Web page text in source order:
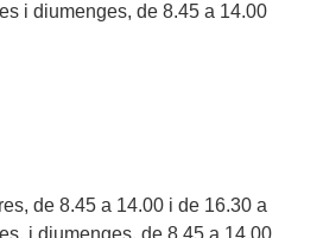
i diumenges, de 8.45 a 14.00
de 8.45 a 14.00 i de 16.30 a
i diumenges, de 8.45 a 14.00